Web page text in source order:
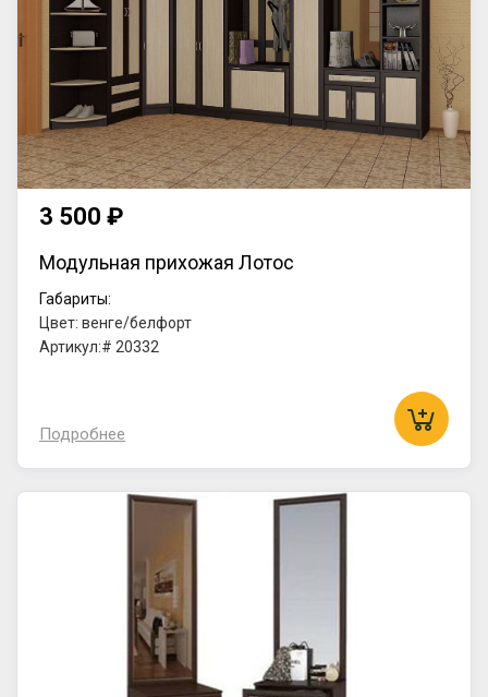
3 500 ₽
Модульная прихожая Лотос
Габариты:
Цвет: венге/белфорт
Артикул:# 20332
Подробнее